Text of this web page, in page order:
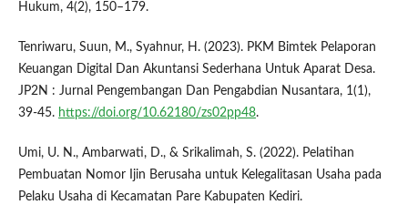
Hukum, 4(2), 150–179.
Tenriwaru, Suun, M., Syahnur, H. (2023). PKM Bimtek Pelaporan
Keuangan Digital Dan Akuntansi Sederhana Untuk Aparat Desa.
JP2N : Jurnal Pengembangan Dan Pengabdian Nusantara, 1(1),
39-45. https://doi.org/10.62180/zs02pp48.
Umi, U. N., Ambarwati, D., & Srikalimah, S. (2022). Pelatihan
Pembuatan Nomor Ijin Berusaha untuk Kelegalitasan Usaha pada
Pelaku Usaha di Kecamatan Pare Kabupaten Kediri.